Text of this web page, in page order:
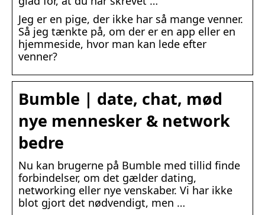
Jeg er en pige, der ikke har så mange venner.
Så jeg tænkte på, om der er en app eller en
hjemmeside, hvor man kan lede efter
venner?
Bumble | date, chat, mød
nye mennesker & network
bedre
Nu kan brugerne på Bumble med tillid finde
forbindelser, om det gælder dating,
networking eller nye venskaber. Vi har ikke
blot gjort det nødvendigt, men …